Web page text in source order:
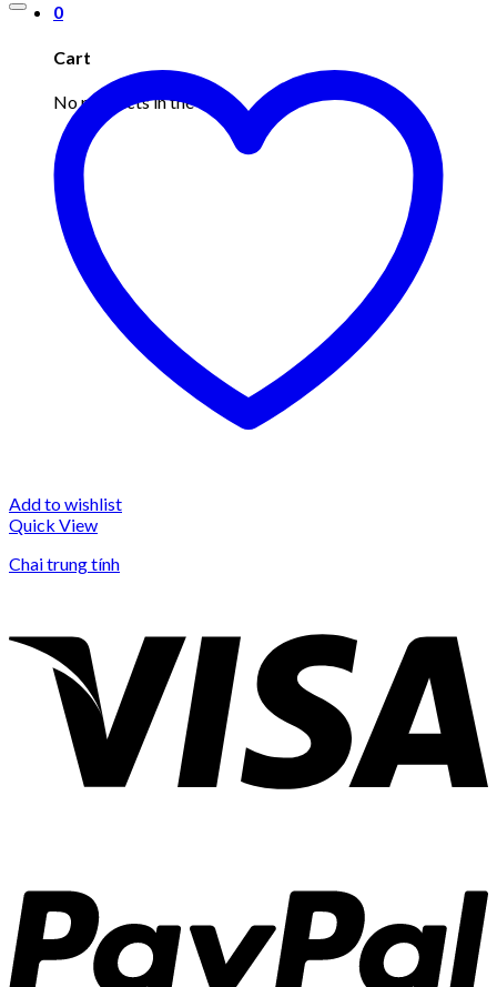
0
Cart
No products in the cart.
Add to wishlist
Quick View
Chai trung tính